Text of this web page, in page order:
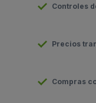
Controles
Precios
Compras